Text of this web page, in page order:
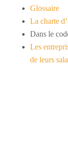
Glossaire
La charte
Dans le
Les
de leurs